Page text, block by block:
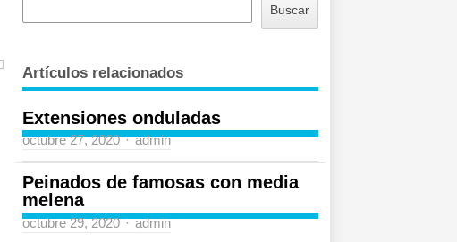
Buscar
Artículos relacionados
Extensiones onduladas
octubre 27, 2020 Author
admin
Peinados de famosas con media
melena
octubre 29, 2020 Author
admin